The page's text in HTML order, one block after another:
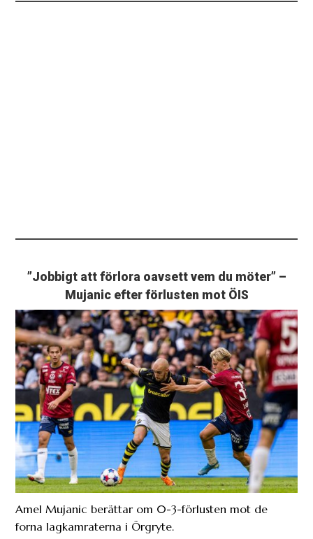
”Jobbigt att förlora oavsett vem du möter” –
Mujanic efter förlusten mot ÖIS
Amel Mujanic berättar om 0-3-förlusten mot de
forna lagkamraterna i Örgryte.